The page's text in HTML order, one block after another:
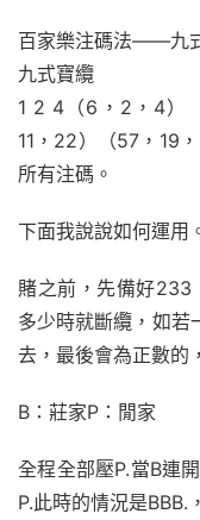
百家樂注碼法——九
九式寶纜
1 2 4（6，2，4）
11，22）（57，19
所有注碼。
下面我說說如何運用
賭之前，先備好233
多少時就斷纜，如若
去，最後會為正數的
B：莊家P：閒家
全程全部壓P.當B連
P.此時的情況是